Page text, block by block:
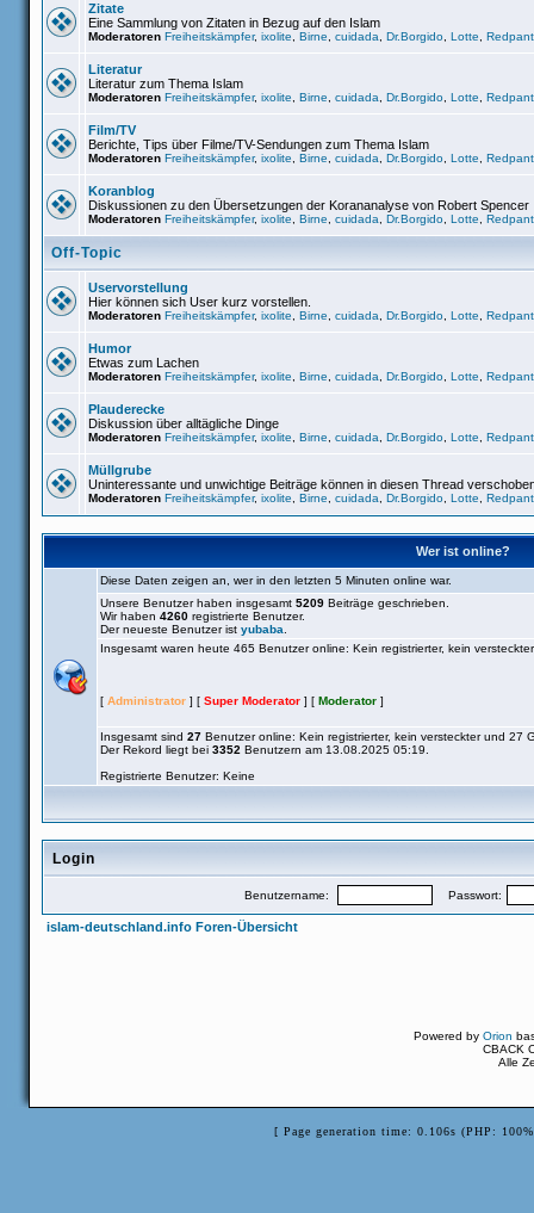
Zitate
Eine Sammlung von Zitaten in Bezug auf den Islam
Moderatoren Freiheitskämpfer, ixolite Birne cuidada Dr.Borgido Lotte
Literatur
Literatur zum Thema Islam
Moderatoren Freiheitskämpfer, ixolite Birne cuidada Dr.Borgido Lotte
Film/TV
Berichte, Tips über Filme/TV-Sendungen zum Thema Islam
Moderatoren Freiheitskämpfer, ixolite Birne cuidada Dr.Borgido Lotte
Koranblog
Diskussionen zu den Übersetzungen der Korananalyse von Robert Spencer
Moderatoren Freiheitskämpfer, ixolite Birne cuidada Dr.Borgido Lotte
Off-Topic
Uservorstellung
Hier können sich User kurz vorstellen.
Moderatoren Freiheitskämpfer, ixolite Birne cuidada Dr.Borgido Lotte
Humor
Etwas zum Lachen
Moderatoren Freiheitskämpfer, ixolite Birne cuidada Dr.Borgido Lotte
Plauderecke
Diskussion über alltägliche Dinge
Moderatoren Freiheitskämpfer, ixolite Birne cuidada Dr.Borgido Lotte
Müllgrube
Uninteressante und unwichtige Beiträge können in diesen Thread
Moderatoren Freiheitskämpfer, ixolite Birne cuidada Dr.Borgido Lotte
Wer ist online?
Diese Daten zeigen an, wer in den letzten 5 Minuten online war.
Unsere Benutzer haben insgesamt 5209 Beiträge geschrieben.
Wir haben 4260 registrierte Benutzer.
Der neueste Benutzer ist yubaba
Insgesamt waren heute 465 Benutzer online: Kein registrierter, kein
[ Administrator ] [ Super Moderator ] [ Moderator ]
Insgesamt sind 27 Benutzer online: Kein registrierter, kein versteckter und 27
Der Rekord liegt bei 3352 Benutzern am 13.08.2025 05:19.
Registrierte Benutzer: Keine
Login
Benutzername: Passwort:
islam-deutschland.info Foren-Übersicht
Powered byOrion
CBACK
Alle
[ Page generation time: 0.106s (PHP: